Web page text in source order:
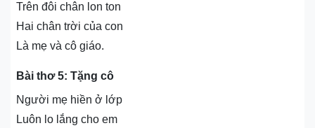
Trên đôi chân lon ton
Hai chân trời của con
Là mẹ và cô giáo.
Bài thơ 5: Tặng cô
Người mẹ hiền ở lớp
Luôn lo lắng cho em